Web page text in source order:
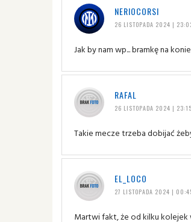
NERIOCORSI
26 LISTOPADA 2024 |
Jak by nam wp... bramkę na
RAFAL
26 LISTOPADA 2024 | 23:15
Takie mecze trzeba dobijać
EL_LOCO
27 LISTOPADA 2024 |
Martwi fakt, że od kilku